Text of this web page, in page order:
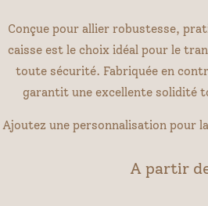
Conçue pour allier robustesse,
caisse est le choix idéal pour le
toute sécurité. Fabriquée en
garantit une excellente solidité
Ajoutez une personnalisation pour
A partir